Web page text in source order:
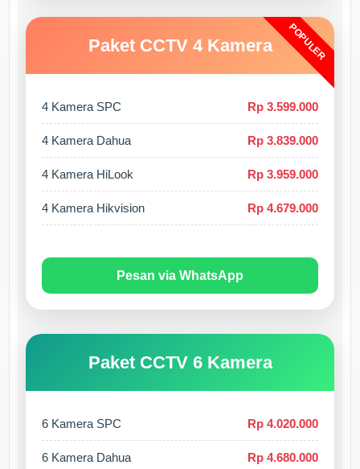
POPULER
Paket CCTV 4 Kamera
4 Kamera SPC Rp 3.599.000
4 Kamera Dahua Rp 3.839.000
4 Kamera HiLook Rp 3.959.000
4 Kamera Hikvision Rp 4.679.000
Pesan via WhatsApp
Paket CCTV 6 Kamera
6 Kamera SPC Rp 4.020.000
6 Kamera Dahua Rp 4.680.000